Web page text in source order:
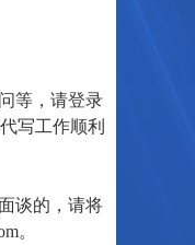
等，请登录
写工作顺利
谈的，请将
。